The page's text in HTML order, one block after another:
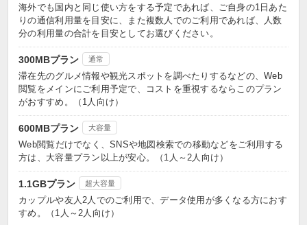
海外でも国内と同じ使い方をする予定であれば、ご自身の1日あた
りの通信利用量を目安に、また複数人でのご利用であれば、人数
分の利用量の合計を目安としてお選びください。
300MBプラン 通常
滞在先のグルメ情報や観光スポットを調べたりするなどの、Web
閲覧をメインにご利用予定で、コストを重視するならこのプラン
がおすすめ。（1人向け）
600MBプラン 大容量
Web閲覧だけでなく、SNSや地図検索での移動などをご利用する
方は、大容量プラン以上が安心。（1人～2人向け）
1.1GBプラン 超大容量
カップルや友人2人でのご利用で、データ使用が多くなる方におす
すめ。（1人～2人向け）